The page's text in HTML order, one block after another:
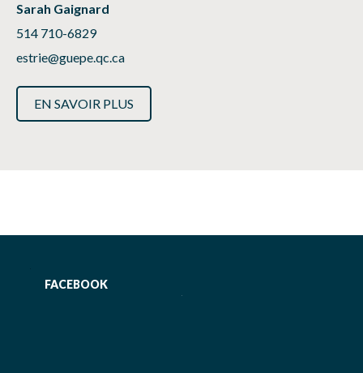
Sarah Gaignard
514 710-6829
estrie@guepe.qc.ca
EN SAVOIR PLUS
FACEBOOK